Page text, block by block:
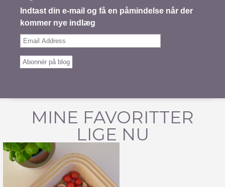
Indtast din e-mail og få en påmindelse når der
kommer nye indlæg
Email
Abonnér på blog
MINE FAVORITTER
LIGE NU